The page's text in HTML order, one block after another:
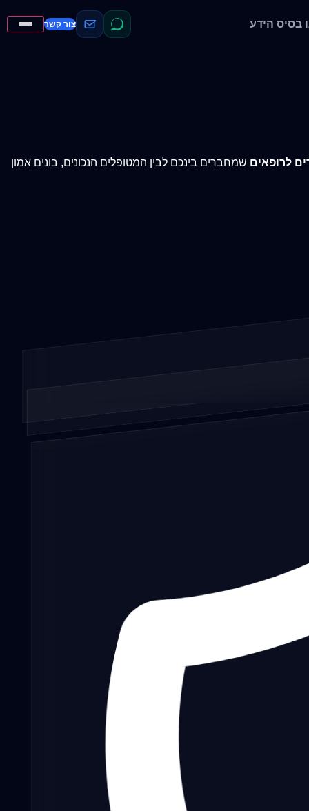
בסיס הידע צור קשר
לרופאים שמחברים בינכם לבין המטופלים הנכונים, בונים אמון